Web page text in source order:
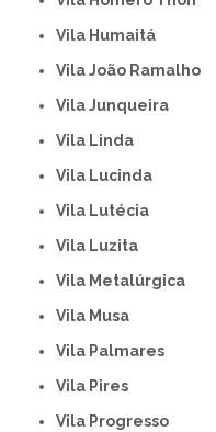
Vila Humaitá
Vila João Ramalho
Vila Junqueira
Vila Linda
Vila Lucinda
Vila Lutécia
Vila Luzita
Vila Metalúrgica
Vila Musa
Vila Palmares
Vila Pires
Vila Progresso